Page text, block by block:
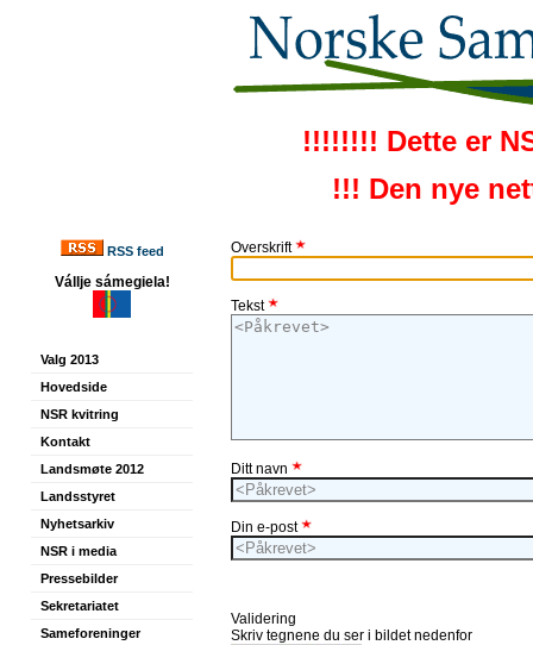
!!!!!!!! Dette er
!!! Den nye
RSS feed
Vállje sámegiela!
Valg 2013
Hovedside
NSR kvitring
Kontakt
Landsmøte 2012
Landsstyret
Nyhetsarkiv
NSR i media
Pressebilder
Sekretariatet
Sameforeninger
Overskrift
Tekst
Ditt navn
Din e-post
Validering
Skriv tegnene du ser i bildet nedenfor